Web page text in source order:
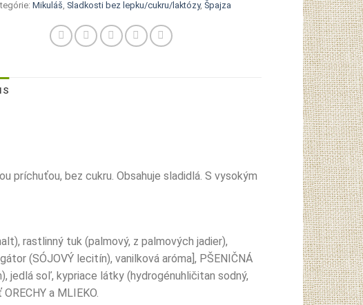
Mikuláš ,Sladkosti bez lepku/cukru/laktózy,Špajza
príchuťou, bez cukru. Obsahuje sladidlá. S vysokým
rastlinný tuk (palmový, z palmových jadier),
(SÓJOVÝ lecitín), vanilková aróma], PŠENIČNÁ
jedlá soľ, kypriace látky (hydrogénuhličitan sodný,
a MLIEKO.